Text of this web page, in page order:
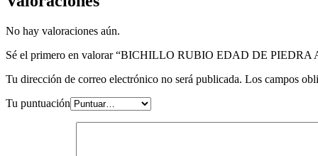
No hay valoraciones aún.
Sé el primero en valorar “BICHILLO RUBIO EDAD DE PIEDRA
Tu dirección de correo electrónico no será publicada. Los campos
Tu puntuación